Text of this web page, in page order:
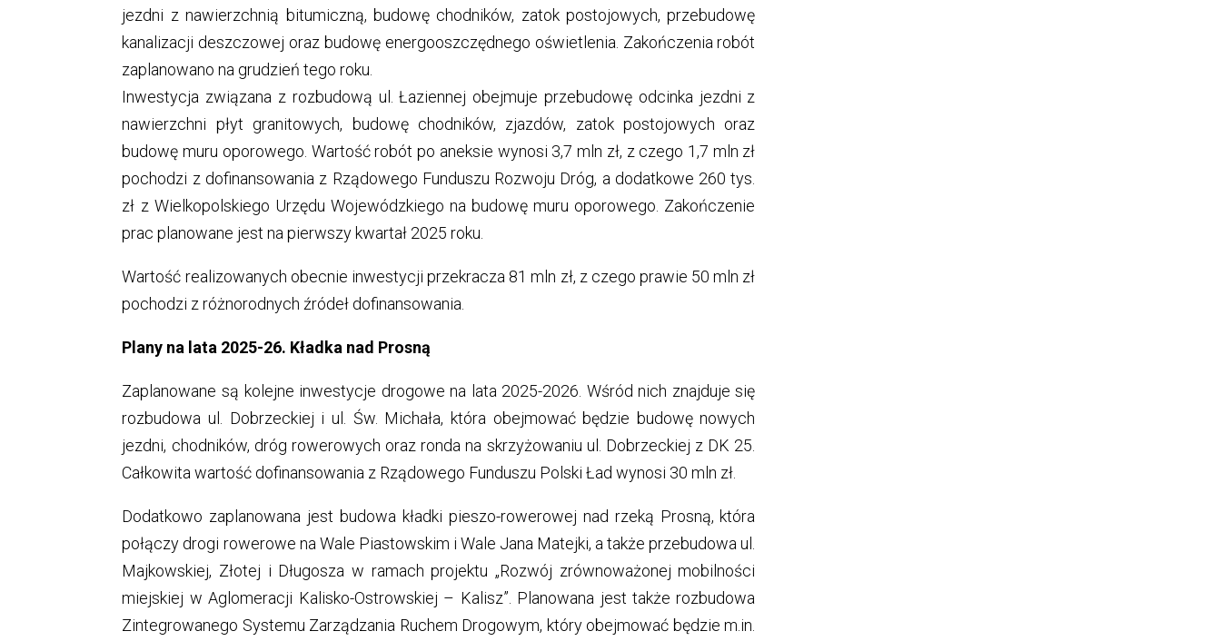
jezdni z nawierzchnią bitumiczną, budowę chodników, zatok postojowych, przebudowę
kanalizacji deszczowej oraz budowę energooszczędnego oświetlenia. Zakończenia robót
zaplanowano na grudzień tego roku.
Inwestycja związana z rozbudową ul. Łaziennej obejmuje przebudowę odcinka jezdni z
nawierzchni płyt granitowych, budowę chodników, zjazdów, zatok postojowych oraz
budowę muru oporowego. Wartość robót po aneksie wynosi 3,7 mln zł, z czego 1,7 mln zł
pochodzi z dofinansowania z Rządowego Funduszu Rozwoju Dróg, a dodatkowe 260 tys.
zł z Wielkopolskiego Urzędu Wojewódzkiego na budowę muru oporowego. Zakończenie
prac planowane jest na pierwszy kwartał 2025 roku.
Wartość realizowanych obecnie inwestycji przekracza 81 mln zł, z czego prawie 50 mln zł
pochodzi z różnorodnych źródeł dofinansowania.
Plany na lata 2025-26. Kładka nad Prosną
Zaplanowane są kolejne inwestycje drogowe na lata 2025-2026. Wśród nich znajduje się
rozbudowa ul. Dobrzeckiej i ul. Św. Michała, która obejmować będzie budowę nowych
jezdni, chodników, dróg rowerowych oraz ronda na skrzyżowaniu ul. Dobrzeckiej z DK 25.
Całkowita wartość dofinansowania z Rządowego Funduszu Polski Ład wynosi 30 mln zł.
Dodatkowo zaplanowana jest budowa kładki pieszo-rowerowej nad rzeką Prosną, która
połączy drogi rowerowe na Wale Piastowskim i Wale Jana Matejki, a także przebudowa ul.
Majkowskiej, Złotej i Długosza w ramach projektu „Rozwój zrównoważonej mobilności
miejskiej w Aglomeracji Kalisko-Ostrowskiej – Kalisz”. Planowana jest także rozbudowa
Zintegrowanego Systemu Zarządzania Ruchem Drogowym, który obejmować będzie m.in.